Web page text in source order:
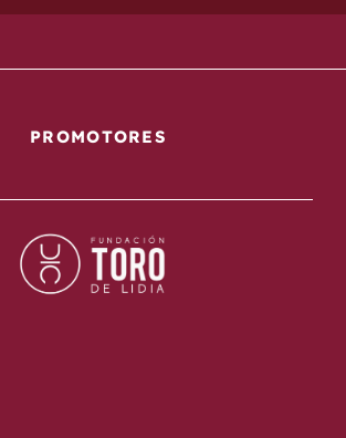
PROMOTORES